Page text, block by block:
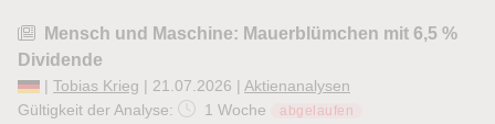
Mensch und Maschine: Mauerblümchen mit 6,5 %
Dividende
| Tobias Krieg | 21.07.2026 | Aktienanalysen
Gültigkeit der Analyse:
1 Woche abgelaufen